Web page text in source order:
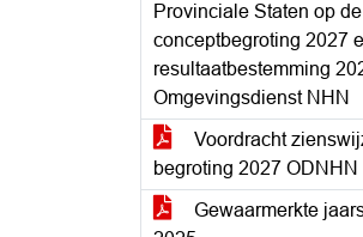
Provinciale Staten op de
conceptbegroting 2027
resultaatbestemming
Omgevingsdienst NHN
Voordracht
begroting 2027 ODNHN
Gewaarmerkte